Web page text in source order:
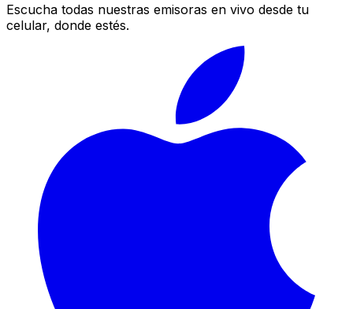
Escucha todas nuestras emisoras en vivo desde tu
celular, donde estés.